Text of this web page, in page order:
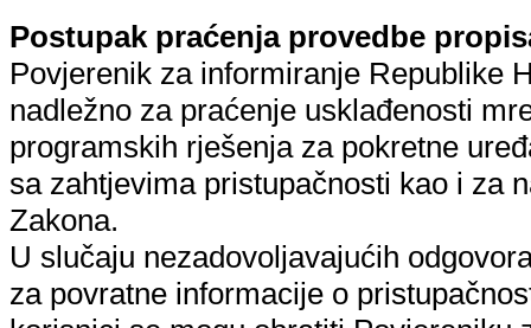
Postupak praćenja provedbe
Povjerenik za informiranje Republike
nadležno za praćenje usklađenosti
programskih rješenja za pokretne
sa zahtjevima pristupačnosti kao i za
Zakona.
U slučaju nezadovoljavajućih
za povratne informacije o